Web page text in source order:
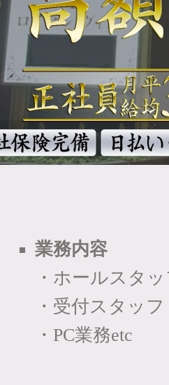
業務内容
・ホールスタ
・受付スタッフ
・PC業務etc